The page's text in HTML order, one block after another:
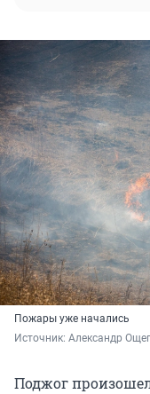
Пожары уже начались
Источник: Александр
Поджог